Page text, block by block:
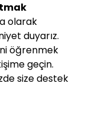
olarak
duyarız.
öğrenmek
geçin.
size destek